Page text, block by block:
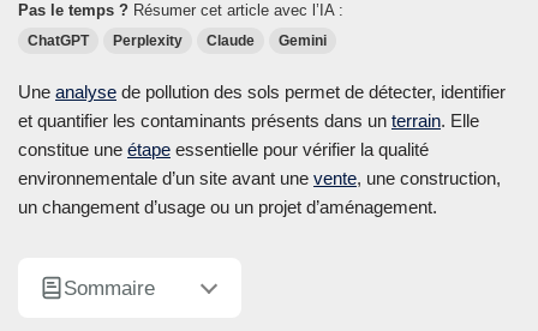
Pas le temps ? Résumer cet article avec l’IA :
ChatGPT Perplexity Claude Gemini
Une analyse de pollution des sols permet de détecter, identifier
et quantifier les contaminants présents dans un terrain. Elle
constitue une étape essentielle pour vérifier la qualité
environnementale d’un site avant une vente, une construction,
un changement d’usage ou un projet d’aménagement.
Sommaire